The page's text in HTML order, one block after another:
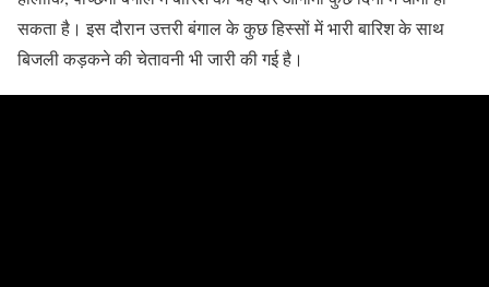
सकता है। इस दौरान उत्तरी बंगाल के कुछ हिस्सों में भारी बारिश के साथ
बिजली कड़कने की चेतावनी भी जारी की गई है।